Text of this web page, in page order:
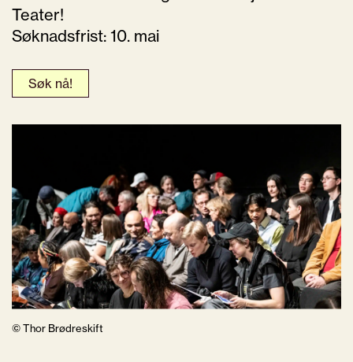
Teater!
Søknadsfrist: 10. mai
Søk nå!
© Thor Brødreskift